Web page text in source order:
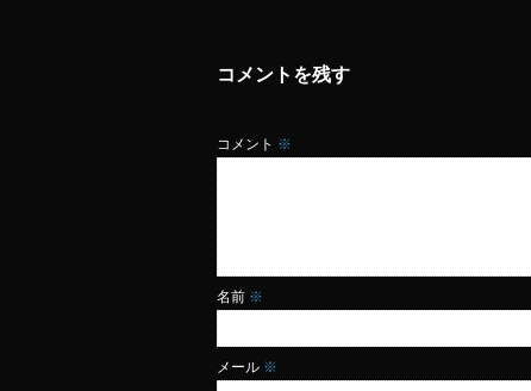
コメントを残す
コメント ※
名前 ※
メール ※